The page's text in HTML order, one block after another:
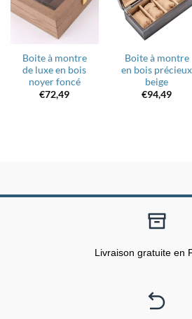
Boite à montre
de luxe en bois
noyer foncé
€72,49
Boite à montre
en bois précieux
beige
€94,49
Livraison gratuite en